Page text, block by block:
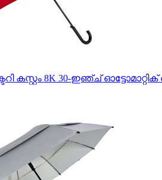
കസ്റ്റം 8K 30-ഇഞ്ച്